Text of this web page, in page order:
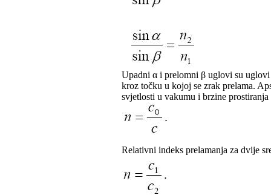
Upadni α i prelomni β uglovi su
kroz točku u kojoj se zrak prelama.
svjetlosti u vakumu i brzine
Relativni indeks prelamanja za dvije